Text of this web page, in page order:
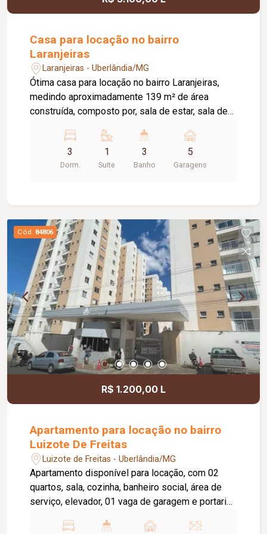
oferecer conforto, sofisticação e funcionalidade.
Casa para locação no bairro
Laranjeiras
Laranjeiras - Uberlândia/MG
Ótima casa para locação no bairro Laranjeiras,
medindo aproximadamente 139 m² de área
construída, composto por, sala de estar, sala de
sendo 01 suite, banheiro social, cozinha com
armários planejados cooktop e geladeira,
despensa e área de serviço, banheiro externo,
3
Dorm.
1
Suite
3
Banho
5
Garagens
Cód. 84806
R$ 1.200,00 L
Apartamento para locação no bairro
Luizote De Freitas
Luizote de Freitas - Uberlândia/MG
Apartamento disponível para locação, com 02
quartos, sala, cozinha, banheiro social, área de
serviço, elevador, 01 vaga de garagem e portaria
piscina e salão de festas, proporcionando mais